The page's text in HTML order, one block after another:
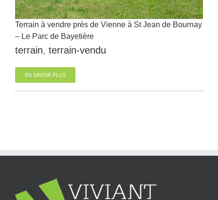
Terrain à vendre près de Vienne à St Jean de Bournay
– Le Parc de Bayetière
terrain, terrain-vendu
EN SAVOIR PLUS